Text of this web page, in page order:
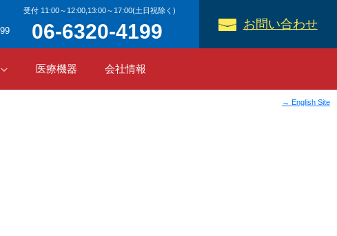
お問い合わせ
受付 11:00～12:00,13:00～17:00(土日祝除く)
06-6320-4199
医療機器 会社情報
→ English Site